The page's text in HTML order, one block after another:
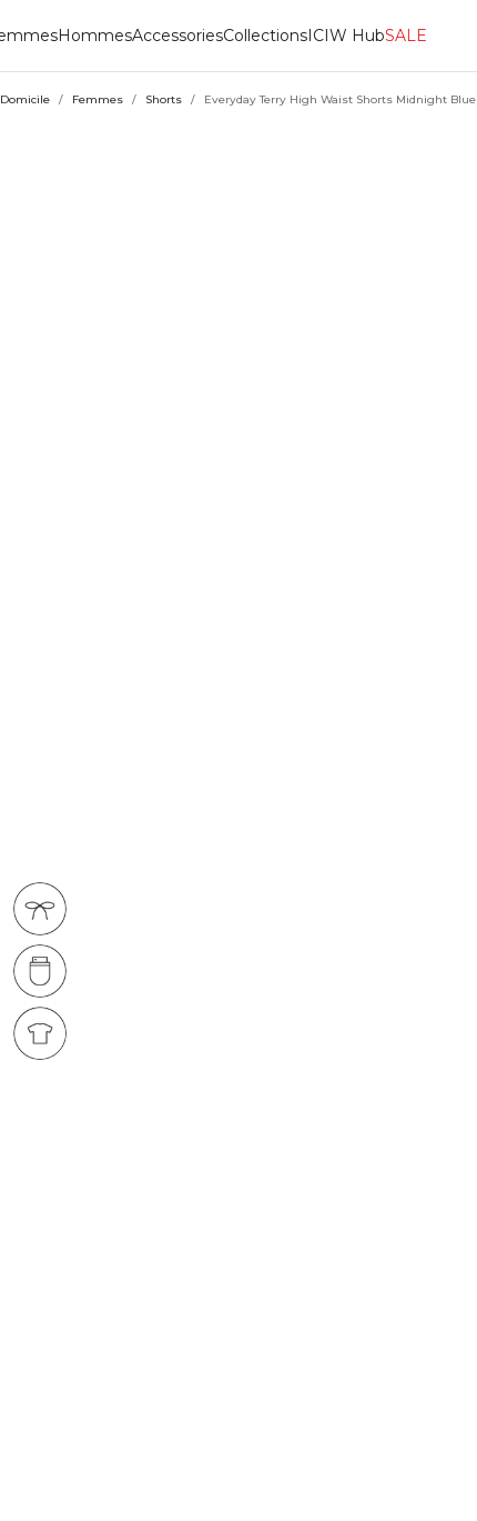
HommesAccessoriesCollectionsICIW HubSALE
Domicile / Femmes / Shorts / Everyday Terry High Waist Shorts Midnight Blue